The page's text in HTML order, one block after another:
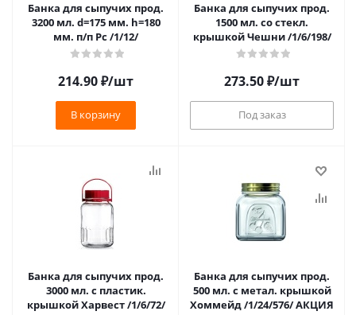
Банка для сыпучих прод.
3200 мл. d=175 мм. h=180
мм. п/п Рс /1/12/
214.90₽/шт
В корзину
Банка для сыпучих прод.
1500 мл. со стекл.
крышкой Чешни /1/6/198/
273.50₽/шт
Под заказ
Банка для сыпучих прод.
3000 мл. с пластик.
крышкой Харвест /1/6/72/
Банка для сыпучих прод.
500 мл. с метал. крышкой
Хоммейд /1/24/576/ АКЦИЯ